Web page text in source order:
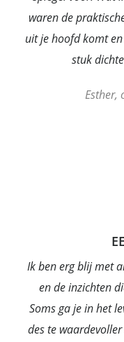
waren de
uit je hoofd komt
stuk
Esther,
Ik ben erg blij met
en de inzichten
Soms ga je in het
des te